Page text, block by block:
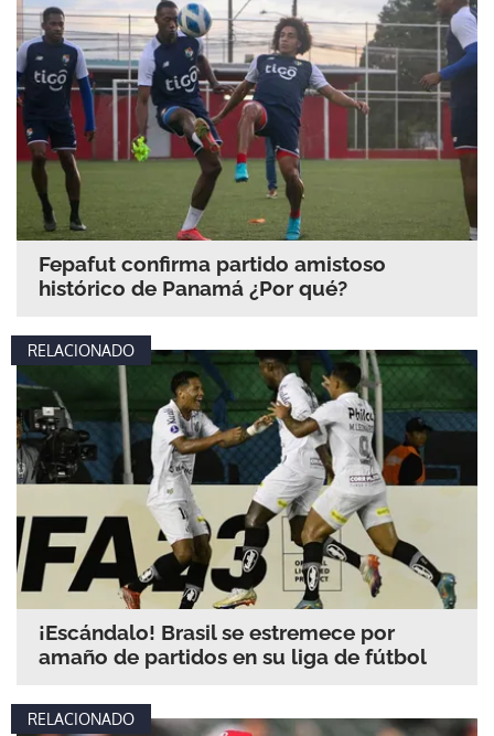
Fepafut confirma partido amistoso
histórico de Panamá ¿Por qué?
RELACIONADO
¡Escándalo! Brasil se estremece por
amaño de partidos en su liga de fútbol
RELACIONADO